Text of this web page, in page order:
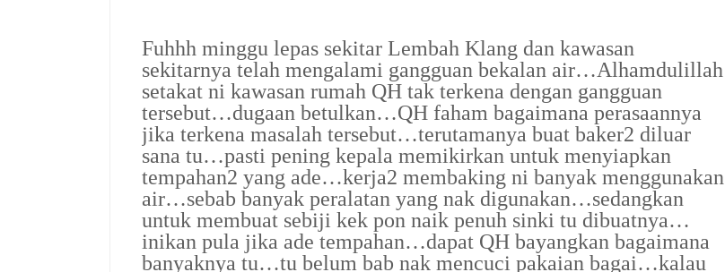
Fuhhh minggu lepas sekitar Lembah Klang dan kawasan
sekitarnya telah mengalami gangguan bekalan air…Alhamdulillah
setakat ni kawasan rumah QH tak terkena dengan gangguan
tersebut…dugaan betulkan…QH faham bagaimana perasaannya
jika terkena masalah tersebut…terutamanya buat baker2 diluar
sana tu…pasti pening kepala memikirkan untuk menyiapkan
tempahan2 yang ade…kerja2 membaking ni banyak menggunakan
air…sebab banyak peralatan yang nak digunakan…sedangkan
untuk membuat sebiji kek pon naik penuh sinki tu dibuatnya…
inikan pula jika ade tempahan…dapat QH bayangkan bagaimana
banyaknya tu…tu belum bab nak mencuci pakaian bagai…kalau